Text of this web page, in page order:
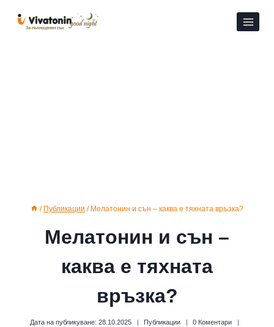
съдържанието
/ Публикации / Мелатонин и сън – каква е тяхната връзка?
Мелатонин и сън –
каква е тяхната
връзка?
Дата на публикуване: 28.10.2025 Публикации
0 Коментари